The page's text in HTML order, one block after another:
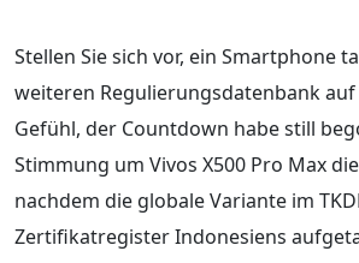
Stellen Sie sich vor, ein Smartphone
weiteren Regulierungsdatenbank
Gefühl, der Countdown habe still
Stimmung um Vivos X500 Pro Max
nachdem die globale Variante im
Zertifikatregister Indonesiens